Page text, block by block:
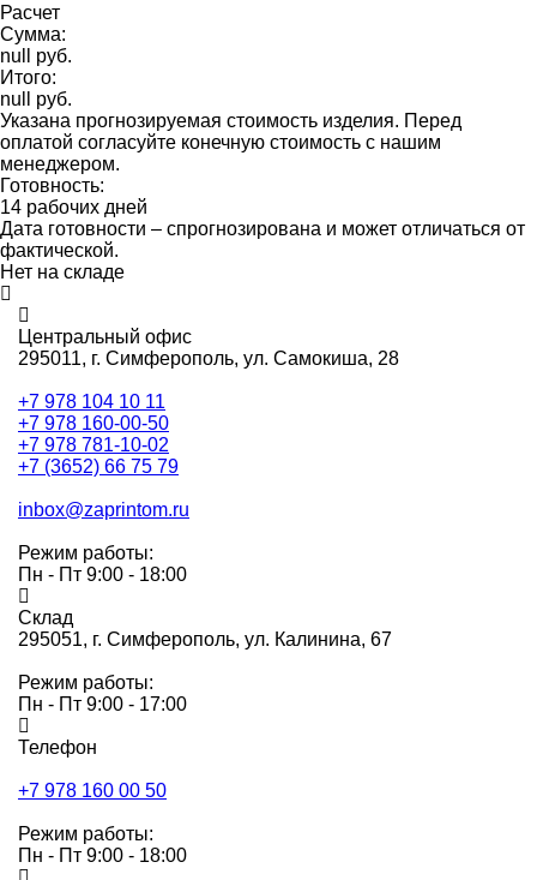
Расчет
Сумма:
null руб.
Итого:
null руб.
Указана прогнозируемая стоимость изделия. Перед
оплатой согласуйте конечную стоимость с нашим
менеджером.
Готовность:
14 рабочих дней
Дата готовности – спрогнозирована и может отличаться от
фактической.
Нет на складе
Центральный офис
295011, г. Симферополь, ул. Самокиша, 28
+7 978 104 10 11
+7 978 160-00-50
+7 978 781-10-02
+7 (3652) 66 75 79
inbox@zaprintom.ru
Режим работы:
Пн - Пт 9:00 - 18:00
Склад
295051, г. Симферополь, ул. Калинина, 67
Режим работы:
Пн - Пт 9:00 - 17:00
Телефон
+7 978 160 00 50
Режим работы:
Пн - Пт 9:00 - 18:00